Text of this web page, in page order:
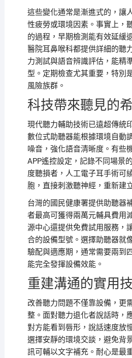
這些變化通常是漸進式的，讓
性疲勞或環境因素。事實上，
的過程，早期檢測能有效延緩
醫院耳鼻喉科都提供詳細的聽
力測試與語音辨識評估，能精
型。定期檢查尤其重要，特別
風險族群。
科技帶來聽見的
現代聽力輔助技術已遠超傳統
數位式助聽器能根據環境自動
噪音，強化語音清晰度。有些
APP遙控設定，記錄不同場景
度聽損者，人工電子耳手術可
胞，直接刺激聽神經，重新建
台灣的國民健康署提供助聽器
者最高可獲得兩萬元輔具費用
源中心還提供免費試用服務，
合的設備型號。選擇助聽器就
驗配與適應期，通常需要兩到
能完全發揮設備效能。
重建溝通的實用
改善聽力問題不僅靠設備，更
整。面對聽力退化者說話時，
對方能看到唇形，說話速度放
選擇安靜的環境交談，避免背
訊可輔以文字補充。耐心是最